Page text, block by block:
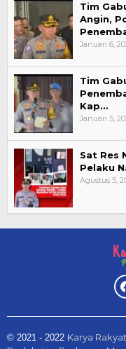
Tim
Angin,
Januari 6,
Tim
Kap…
Januari 5,
Sat Res
Pelaku
Agustus 5,
© 2021 - 2022 Karya